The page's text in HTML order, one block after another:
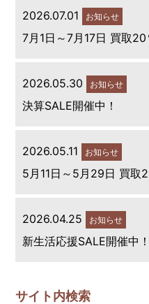
2026.07.01 お知らせ
7月1日～7月17日 買取
2026.05.30 お知らせ
決算SALE開催中！
2026.05.11 お知らせ
5月11日～5月29日 買
2026.04.25 お知らせ
新生活応援SALE開催中！
サイト内検索